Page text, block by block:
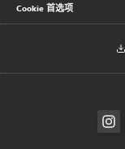
Cookie 首选项